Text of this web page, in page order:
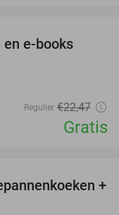
e-books
Regulier €22,47
Gratis
30%+